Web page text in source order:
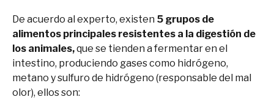
De acuerdo al experto, existen 5 grupos de
alimentos principales resistentes a la digestión de
los animales,que se tienden a fermentar en el
intestino, produciendo gases como hidrógeno,
metano y sulfuro de hidrógeno (responsable del mal
olor), ellos son: